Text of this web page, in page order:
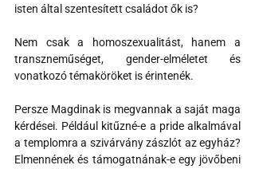
isten által szentesített családot ők is?
Nem csak a homoszexualitást, hanem a
transzneműséget, gender-elméletet és
vonatkozó témaköröket is érintenék.
Persze Magdinak is megvannak a saját maga
kérdései. Például kitűzné-e a pride alkalmával
a templomra a szivárvány zászlót az egyház?
Elmennének és támogatnának-e egy jövőbeni